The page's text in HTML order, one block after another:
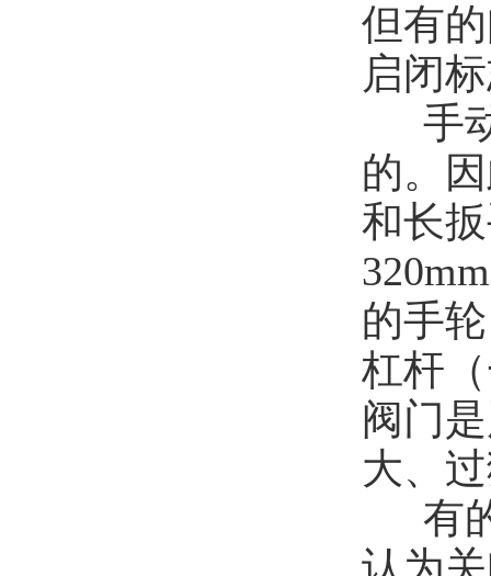
但有
启闭
手
的。
和长
的手
杠杆
阀门
大、
有